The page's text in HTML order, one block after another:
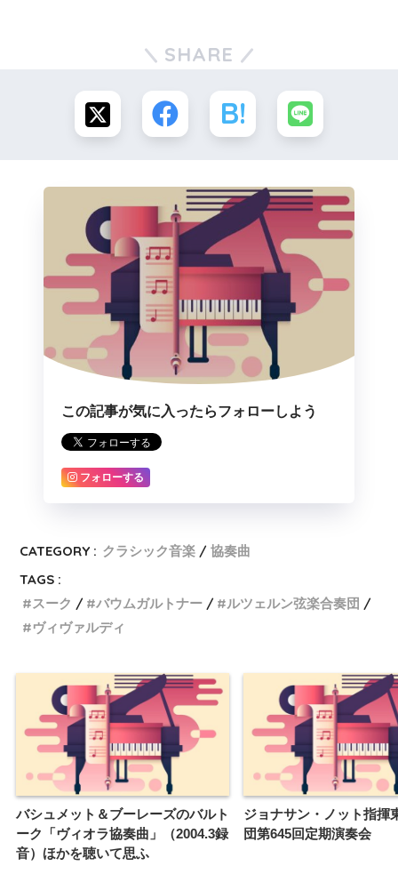
SHARE
この記事が気に入ったらフォローしよう
フォローする
CATEGORY : クラシック音楽
協奏曲
TAGS :
スーク
バウムガルトナー
ルツェルン弦楽合奏団
ヴィヴァルディ
バシュメット＆ブーレーズのバルト
ーク「ヴィオラ協奏曲」（2004.3録
音）ほかを聴いて思ふ
ジョナサン・ノット指揮
団第645回定期演奏会